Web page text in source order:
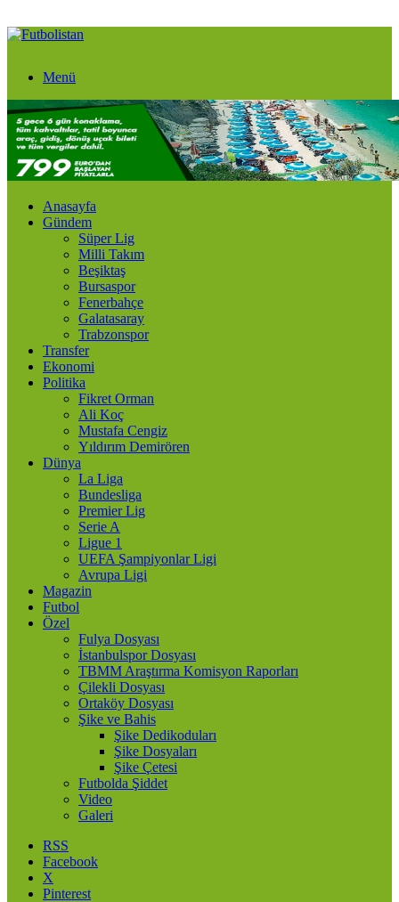
Menü
Anasayfa
Gündem
Süper Lig
Milli Takım
Beşiktaş
Bursaspor
Fenerbahçe
Galatasaray
Trabzonspor
Transfer
Ekonomi
Politika
Fikret Orman
Ali Koç
Mustafa Cengiz
Yıldırım Demirören
Dünya
La Liga
Bundesliga
Premier Lig
Serie A
Ligue 1
UEFA Şampiyonlar Ligi
Avrupa Ligi
Magazin
Futbol
Özel
Fulya Dosyası
İstanbulspor Dosyası
TBMM Araştırma Komisyon Raporları
Çilekli Dosyası
Ortaköy Dosyası
Şike ve Bahis
Şike Dedikoduları
Şike Dosyaları
Şike Çetesi
Futbolda Şiddet
Video
Galeri
RSS
Facebook
X
Pinterest